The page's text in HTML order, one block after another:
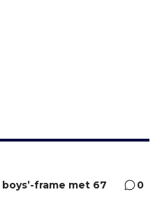
frame met 67
0